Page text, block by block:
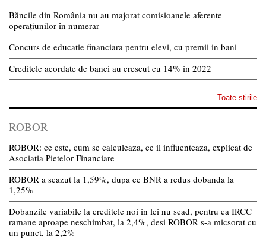
Băncile din România nu au majorat comisioanele aferente
operațiunilor în numerar
Concurs de educatie financiara pentru elevi, cu premii in bani
Creditele acordate de banci au crescut cu 14% in 2022
Toate stirile
ROBOR
ROBOR: ce este, cum se calculeaza, ce il influenteaza, explicat de
Asociatia Pietelor Financiare
ROBOR a scazut la 1,59%, dupa ce BNR a redus dobanda la
1,25%
Dobanzile variabile la creditele noi in lei nu scad, pentru ca IRCC
ramane aproape neschimbat, la 2,4%, desi ROBOR s-a micsorat cu
un punct, la 2,2%